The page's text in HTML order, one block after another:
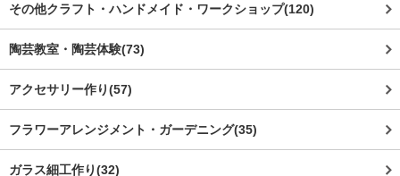
その他クラフト・ハンドメイド・ワークショップ(120)
陶芸教室・陶芸体験(73)
アクセサリー作り(57)
フラワーアレンジメント・ガーデニング(35)
ガラス細工作り(32)